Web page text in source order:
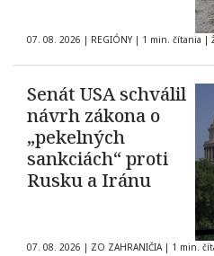
07. 08. 2026 | REGIÓNY | 1 min. čítania |
Senát USA schválil
návrh zákona o
„pekelných
sankciách“ proti
Rusku a Iránu
07. 08. 2026 | ZO ZAHRANIČIA | 1 min.